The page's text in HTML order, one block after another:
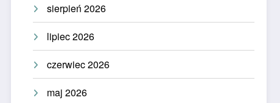
sierpień 2026
lipiec 2026
czerwiec 2026
maj 2026